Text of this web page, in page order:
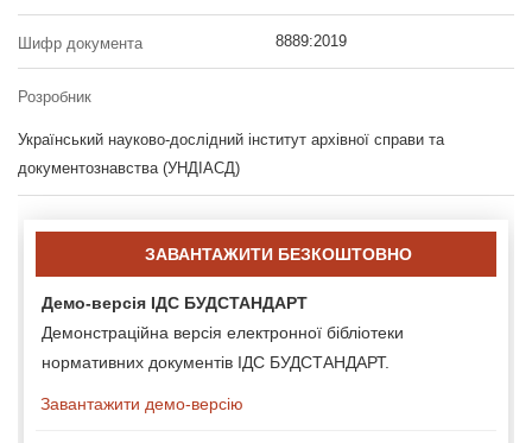
Шифр документа 8889:2019
Розробник
Український науково-дослідний інститут архівної справи та
документознавства (УНДІАСД)
ЗАВАНТАЖИТИ БЕЗКОШТОВНО
Демо-версія ІДС БУДСТАНДАРТ
Демонстраційна версія електронної бібліотеки
нормативних документів ІДС БУДСТАНДАРТ.
Завантажити демо-версію